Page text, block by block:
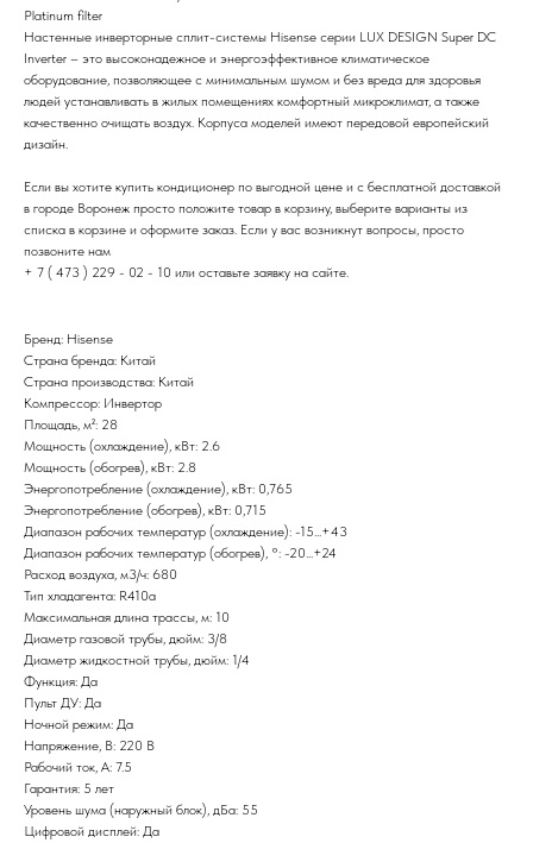
Platinum filter
Настенные инверторные сплит-системы Hisense серии LUX DESIGN Super DC
Inverter – это высоконадежное и энергоэффективное климатическое
оборудование, позволяющее с минимальным шумом и без вреда для здоровья
людей устанавливать в жилых помещениях комфортный микроклимат, а также
качественно очищать воздух. Корпуса моделей имеют передовой европейский
дизайн.
Если вы хотите купить кондиционер по выгодной цене и с бесплатной доставкой
в городе Воронеж просто положите товар в корзину, выберите варианты из
списка в корзине и оформите заказ. Если у вас возникнут вопросы, просто
позвоните нам
+ 7 ( 473 ) 229 - 02 - 10 или оставьте заявку на сайте.
Бренд: Hisense
Страна бренда: Китай
Страна производства: Китай
Компрессор: Инвертор
Площадь, м²: 28
Мощность (охлаждение), кВт: 2.6
Мощность (обогрев), кВт: 2.8
Энергопотребление (охлаждение), кВт: 0,765
Энергопотребление (обогрев), кВт: 0,715
Диапазон рабочих температур (охлаждение): -15...+43
Диапазон рабочих температур (обогрев), °: -20...+24
Расход воздуха, м3/ч: 680
Тип хладагента: R410a
Максимальная длина трассы, м: 10
Диаметр газовой трубы, дюйм: 3/8
Диаметр жидкостной трубы, дюйм: 1/4
Функция: Да
Пульт ДУ: Да
Ночной режим: Да
Напряжение, В: 220 В
Рабочий ток, А: 7.5
Гарантия: 5 лет
Уровень шума (наружный блок), дБа: 55
Цифровой дисплей: Да